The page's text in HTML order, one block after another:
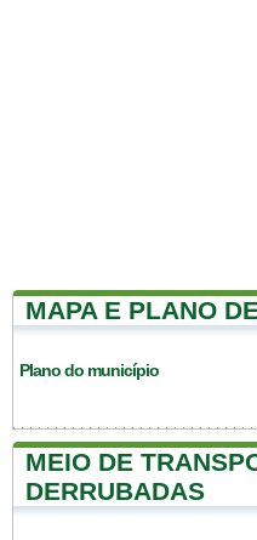
MAPA E PLANO
Plano do município
MEIO DE
DERRUBADAS